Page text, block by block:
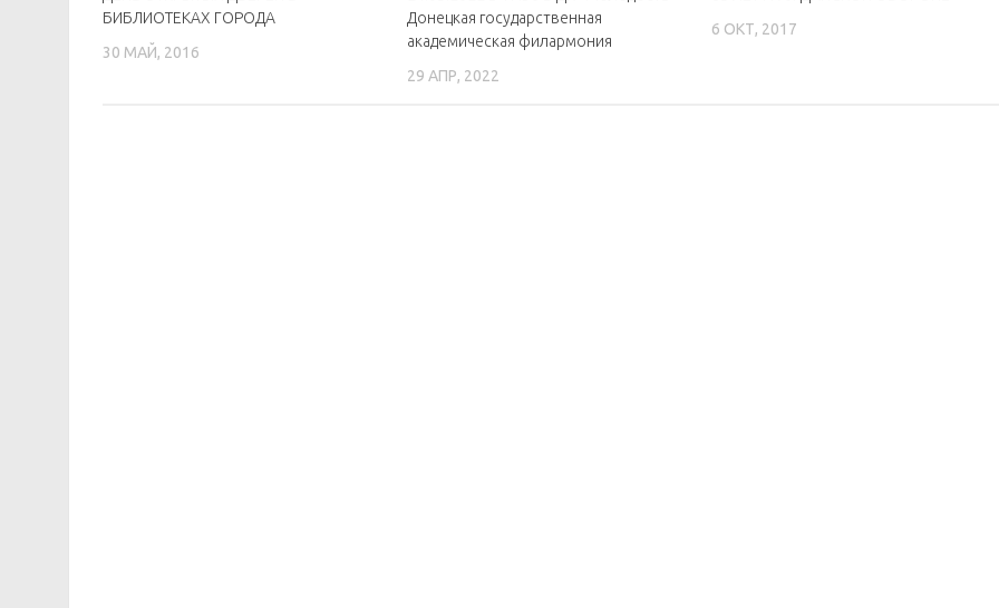
БИБЛИОТЕКАХ ГОРОДА
30 МАЙ, 2016
Донецкая государственная
академическая филармония
29 АПР, 2022
6 ОКТ, 2017